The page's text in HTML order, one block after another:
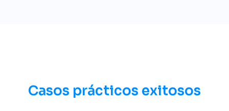
Casos prácticos exitosos